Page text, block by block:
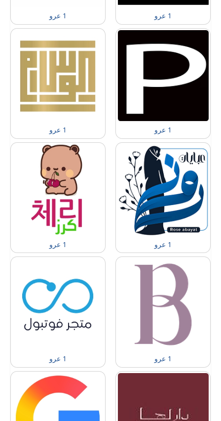
1 عرو 1 عرو
1 عرو 1 عرو
1 عرو 1 عرو
1 عرو 1 عرو